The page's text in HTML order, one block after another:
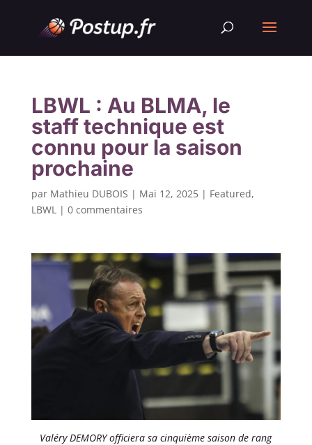
LBWL : Au BLMA, le
staff technique est
connu pour la saison
prochaine
par Mathieu DUBOIS | Mai 12, 2025| Featured,
LBWL| 0 commentaires
Valéry DEMORY officiera sa cinquième saison de rang